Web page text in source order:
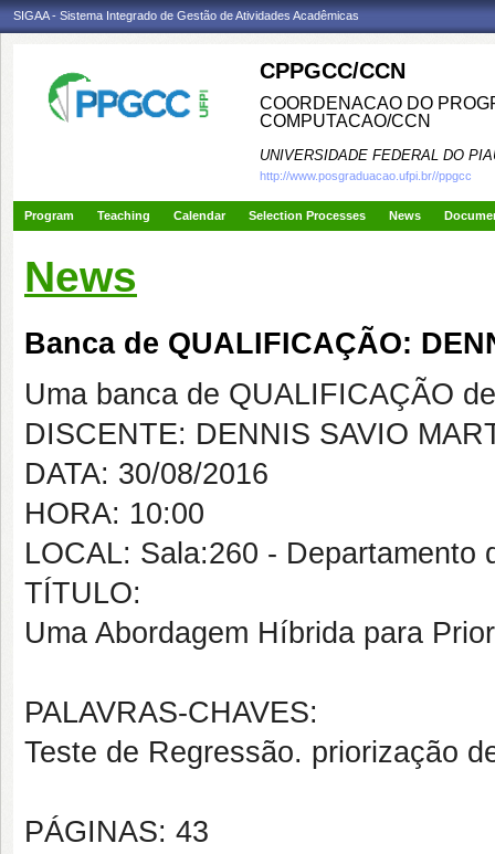
SIGAA - Sistema Integrado de Gestão de Atividades Acadêmicas
CPPGCC/CCN
COORDENACAO DO
COMPUTACAO/CCN
UNIVERSIDADE FEDERAL DO
http://www.posgraduacao.ufpi.br//ppgcc
Program Teaching Calendar Selection Processes News
News
Banca de QUALIFICAÇÃO:
Uma banca de QUALIFICAÇÃO
DISCENTE: DENNIS SAVIO
DATA: 30/08/2016
HORA: 10:00
LOCAL: Sala:260 - Departamento
TÍTULO:
Uma Abordagem Híbrida para
PALAVRAS-CHAVES:
Teste de Regressão. priorização
PÁGINAS: 43